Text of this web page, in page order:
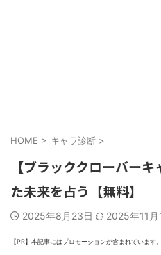
HOME > キャラ診断 >
【ブラッククローバー
た未来を占う【無料】
2025年8月23日 2025年11月
【PR】本記事にはプロモーションが含まれています。